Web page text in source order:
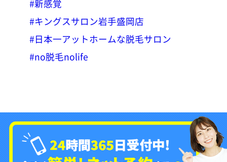
#新感覚
#キングスサロン岩手盛岡店
#日本一アットホームな脱毛サロン
#no脱毛nolife